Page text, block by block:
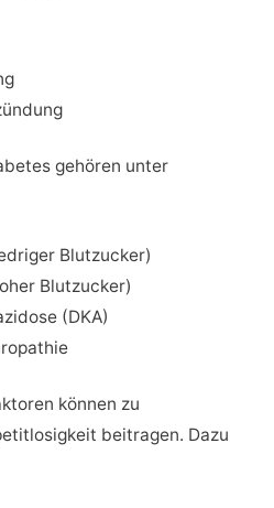
gehören unter
Blutzucker)
Blutzucker)
(DKA)
können zu
beitragen. Dazu